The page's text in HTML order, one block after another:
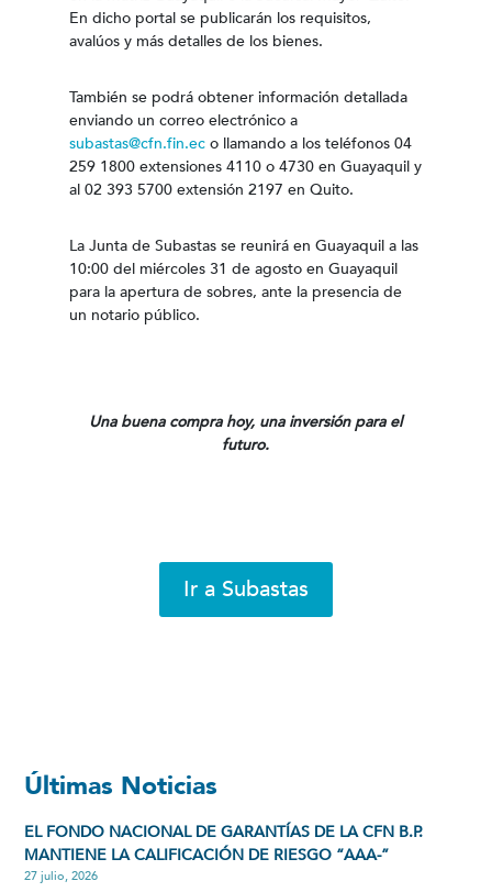
En dicho portal se publicarán los requisitos,
avalúos y más detalles de los bienes.
También se podrá obtener información detallada
enviando un correo electrónico a
subastas@cfn.fin.eco llamando a los teléfonos 04
259 1800 extensiones 4110 o 4730 en Guayaquil y
al 02 393 5700 extensión 2197 en Quito.
La Junta de Subastas se reunirá en Guayaquil a las
10:00 del miércoles 31 de agosto en Guayaquil
para la apertura de sobres, ante la presencia de
un notario público.
Una buena compra hoy, una inversión para el
futuro.
Ir a Subastas
Últimas Noticias
EL FONDO NACIONAL DE GARANTÍAS DE LA CFN B.P.
MANTIENE LA CALIFICACIÓN DE RIESGO “AAA-”
27 julio, 2026